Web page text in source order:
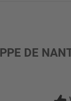
DE